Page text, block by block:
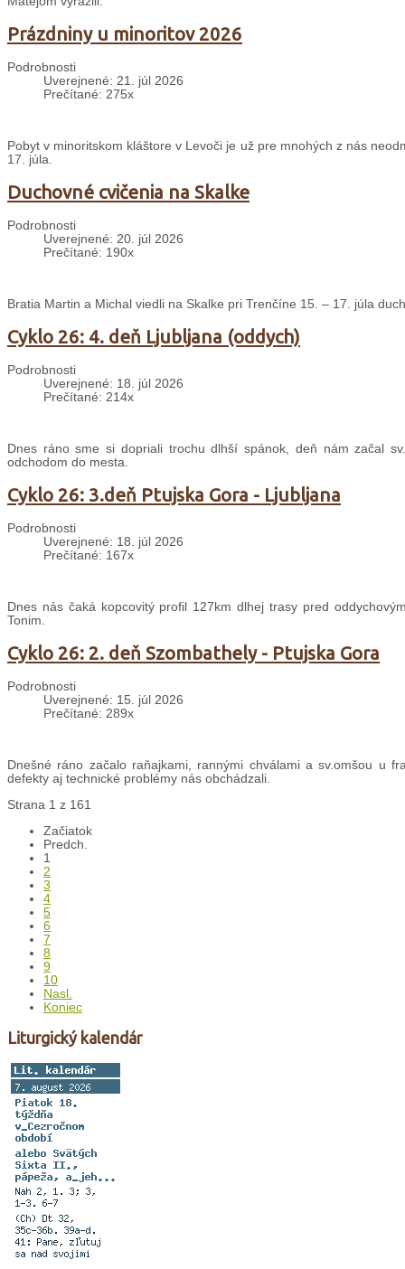
Prázdniny u minoritov 2026
Podrobnosti
Uverejnené: 21. júl 2026
Prečítané: 275x
Pobyt v minoritskom kláštore v Levoči je už pre mnohých z nás
17. júla.
Duchovné cvičenia na Skalke
Podrobnosti
Uverejnené: 20. júl 2026
Prečítané: 190x
Bratia Martin a Michal viedli na Skalke pri Trenčíne 15. – 17. júla
Cyklo 26: 4. deň Ljubljana (oddych)
Podrobnosti
Uverejnené: 18. júl 2026
Prečítané: 214x
Dnes ráno sme si dopriali trochu dlhší spánok, deň nám začal
odchodom do mesta.
Cyklo 26: 3.deň Ptujska Gora - Ljubljana
Podrobnosti
Uverejnené: 18. júl 2026
Prečítané: 167x
Dnes nás čaká kopcovitý profil 127km dlhej trasy pred
Tonim.
Cyklo 26: 2. deň Szombathely - Ptujska Gora
Podrobnosti
Uverejnené: 15. júl 2026
Prečítané: 289x
Dnešné ráno začalo raňajkami, rannými chválami a sv.omšou u
defekty aj technické problémy nás obchádzali.
Strana 1 z 161
Začiatok
Predch.
1
2
3
4
5
6
7
8
9
10
Nasl.
Koniec
Liturgický kalendár